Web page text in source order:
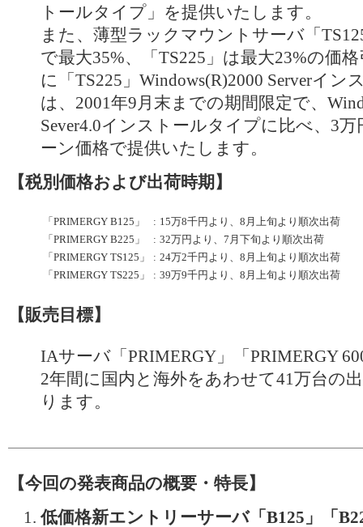
トールタイプ」を提供いたします。
また、薄型ラックマウントサーバ「
で最大35%、「TS225」は最大23%の価
に「TS225」Windows(R)2000 Serverイン
は、2001年9月末までの期間限定で、
Sever4.0インストールタイプに比べ、3
ーン価格で提供いたします。
【税別価格および出荷時期】
「PRIMERGY B125」 : 15万8千円より、8月上旬より順次出荷
「PRIMERGY B225」
: 32万円より、7月下旬より順次出荷
「PRIMERGY TS125」
: 24万2千円より、8月上旬より順次出荷
「PRIMERGY TS225」
: 39万9千円より、8月上旬より順次出荷
【販売目標】
IAサーバ「PRIMERGY」「PRIMERGY
2年間に国内と海外をあわせて41万台の
ります。
【今回の発表商品の概要・特長】
低価格新エントリーサーバ「B125」「